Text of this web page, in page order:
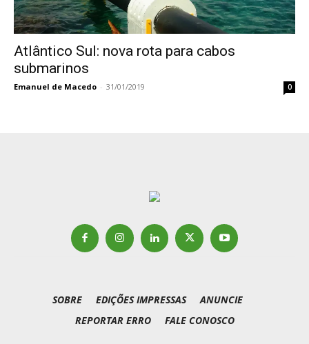
Atlântico Sul: nova rota para cabos
submarinos
Emanuel de Macedo - 31/01/2019 0
SOBRE EDIÇÕES IMPRESSAS
ANUNCIE
REPORTAR ERRO
FALE CONOSCO